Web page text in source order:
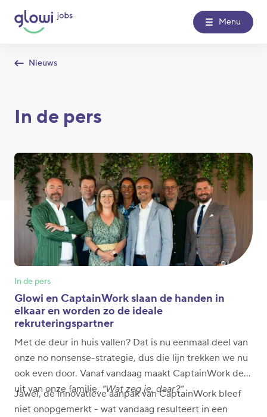
Menu
Glowi Glowi Jobs Het Poetsbureau
Kantoren
Contact
Nieuws
In de pers
In de pers
Glowi en CaptainWork slaan de handen in
elkaar en worden zo de ideale
rekruteringspartner
Met de deur in huis vallen? Dat is nu eenmaal deel van
onze no nonsense-strategie, dus die lijn trekken we nu
ook even door. Vanaf vandaag maakt CaptainWork deel
uit van onze familie.“Wat zeg je, daar?”
Jawel, de innovatieve aanpak van CaptainWork bleef
niet onopgemerkt - wat vandaag resulteert in een